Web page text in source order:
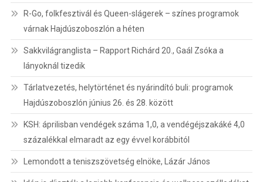
R-Go, folkfesztivál és Queen-slágerek – színes programok
várnak Hajdúszoboszlón a héten
Sakkvilágranglista – Rapport Richárd 20., Gaál Zsóka a
lányoknál tizedik
Tárlatvezetés, helytörténet és nyárindító buli: programok
Hajdúszoboszlón június 26. és 28. között
KSH: áprilisban vendégek száma 1,0, a vendégéjszakáké 4,0
százalékkal elmaradt az egy évvel korábbitól
Lemondott a teniszszövetség elnöke, Lázár János